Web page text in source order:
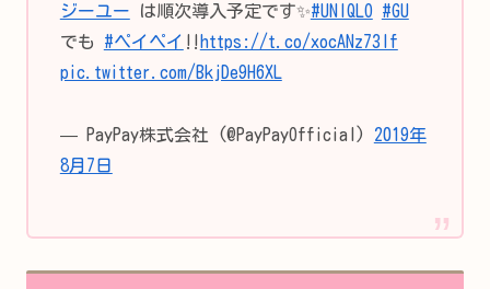
ジーユー は順次導入予定です✨#UNIQLO #GU
でも #ペイペイ
https://t.co/xocANz73lf
pic.twitter.com/BkjDe9H6XL
— PayPay株式会社 (@PayPayOfficial) 2019年
8月7日